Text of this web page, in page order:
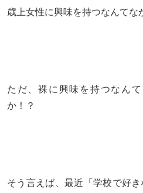
歳上女性に興味を持つなんてな
ただ、裸に興味を持つなん
か！？
そう言えば、最近「学校で好